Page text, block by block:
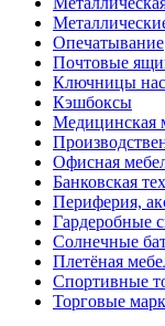
Опечатывание
Почтовые
Ключницы
Кэшбоксы
Медицинская
Офисная
Банковская
Периферия,
Гардеробные
Солнечные
Плетёная
Спортивные
Торговые